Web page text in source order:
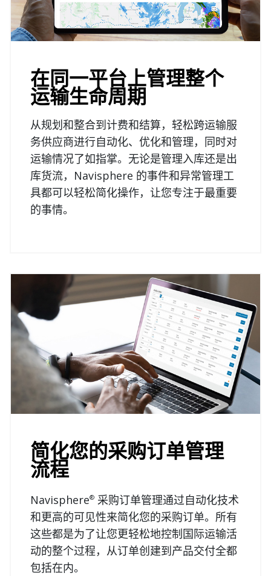
在同一平台上管理整个
运输生命周期
从规划和整合到计费和结算，轻松跨运输服
务供应商进行自动化、优化和管理，同时对
运输情况了如指掌。无论是管理入库还是出
库货流，Navisphere 的事件和异常管理工
具都可以轻松简化操作，让您专注于最重要
的事情。
简化您的采购订单管理
流程
Navisphere® 采购订单管理通过自动化技术
和更高的可见性来简化您的采购订单。所有
这些都是为了让您更轻松地控制国际运输活
动的整个过程，从订单创建到产品交付全都
包括在内。